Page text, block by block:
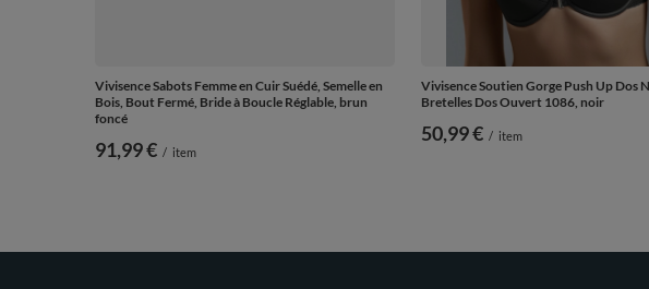
Vivisence Sabots Femme en Cuir Suédé, Semelle en
Bois, Bout Fermé, Bride à Boucle Réglable, brun
foncé
91,99 € / item
Vivisence Soutien Gorge Push Up Dos
Bretelles Dos Ouvert 1086, noir
50,99 € / item